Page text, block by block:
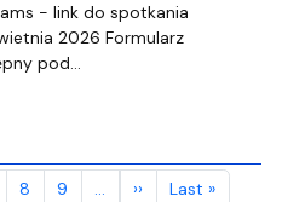
- link do spotkania
2026 Formularz
pod…
8 9 … ››Następna strona
Last »